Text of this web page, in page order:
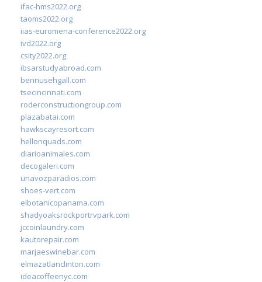
ifac-hms2022.org
taoms2022.org
iias-euromena-conference2022.org
ivd2022.org
csity2022.org
ibsarstudyabroad.com
bennusehgall.com
tsecincinnati.com
roderconstructiongroup.com
plazabatai.com
hawkscayresort.com
hellonquads.com
diarioanimales.com
decogaleri.com
unavozparadios.com
shoes-vert.com
elbotanicopanama.com
shadyoaksrockportrvpark.com
jccoinlaundry.com
kautorepair.com
marjaeswinebar.com
elmazatlanclinton.com
ideacoffeenyc.com